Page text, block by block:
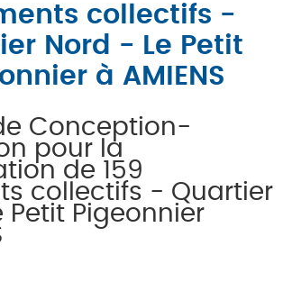
collectifs -
Nord - Le Petit
à AMIENS
Conception-
pour la
de 159
collectifs - Quartier
Petit Pigeonnier